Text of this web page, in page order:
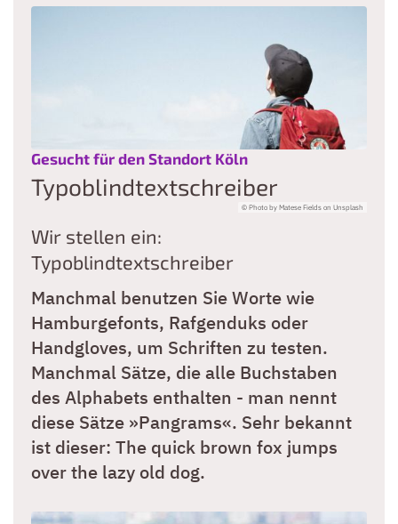
© Photo by Matese Fields on Unsplash
Gesucht für den Standort Köln:
Typoblindtextschreiber
Wir stellen ein:
Typoblindtextschreiber
Manchmal benutzen Sie Worte wie
Hamburgefonts, Rafgenduks oder
Handgloves, um Schriften zu testen.
Manchmal Sätze, die alle Buchstaben
des Alphabets enthalten - man nennt
diese Sätze »Pangrams«. Sehr bekannt
ist dieser: The quick brown fox jumps
over the lazy old dog.